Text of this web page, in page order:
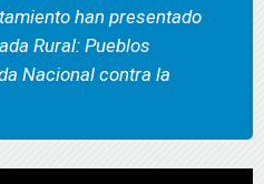
han presentado
Rural: Pueblos
Nacional contra la